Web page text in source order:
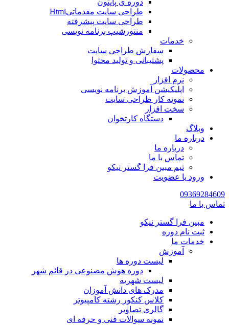
دوره ی پایتون
طراحی سایت مقدماتیHtml
طراحی سایت پیشرفته
منتورشیپ برنامه نویسی
خدمات
سفارش طراحی سایت
پشتیبانی و تولید محتوا
محصولات
نرم افزار
اپلیکیشن آموزش برنامه نویسی
نمونه کار طراحی سایت
سخت افزار
دستگاه کارتخوان
وبلاگ
درباره ما
درباره ما
تماس با ما
تیم مبین فرا گستر نیکو
ورود یا عضویت
09369284609
تماس با ما
مبین فرا گستر نیکو
ثبت نام دوره
خدمات ما
آموزش
لیست دوره ها
دوره هوش مصنوعی در قائم شهر
لیست شهریه
مدرک های دانش آموزان
کلاس کنکور رشته کامپیوتر
گالری تصاویر
نمونه سوالات فنی و حرفه ای